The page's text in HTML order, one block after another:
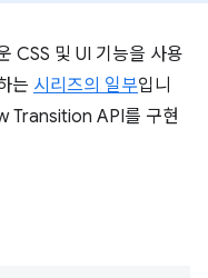
CSS 및 UI 기능을 사용
는 시리즈의 일부입니
Transition API를 구현